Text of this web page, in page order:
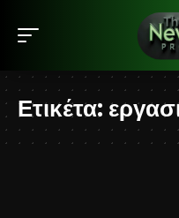
Ετικέτα: